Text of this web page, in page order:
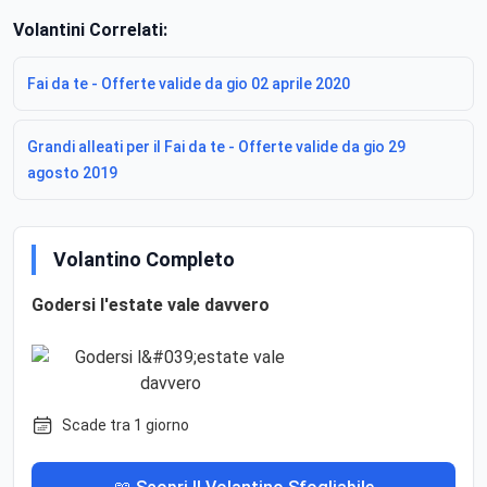
Volantini Correlati:
Fai da te - Offerte valide da gio 02 aprile 2020
Grandi alleati per il Fai da te - Offerte valide da gio 29
agosto 2019
Volantino Completo
Godersi l'estate vale davvero
Scade tra 1 giorno